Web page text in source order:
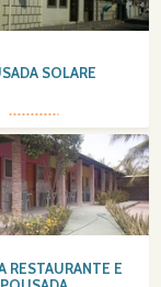
SOLARE
RESTAURANTE E